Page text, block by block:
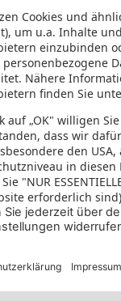
in einem Paket
96% vor